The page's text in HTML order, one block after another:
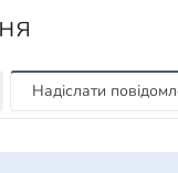
Надіслати